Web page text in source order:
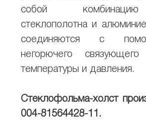
собой комбинацию
стеклополотна и
соединяются с
негорючего
температуры и давления.
Стеклофольма-холст
004-81564428-11.